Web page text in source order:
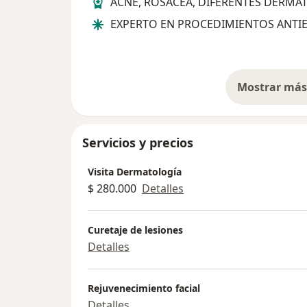
EXPERTO EN PROCEDIMIENTOS
Mostrar
Servicios y precios
Visita Dermatología
$ 280.000 Detalles
Curetaje de lesiones
Detalles
Rejuvenecimiento facial